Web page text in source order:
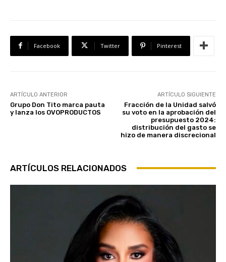
Facebook Twitter Pinterest
ARTÍCULO ANTERIOR
Grupo Don Tito marca pauta
y lanza los OVOPRODUCTOS
ARTÍCULO SIGUIENTE
Fracción de la Unidad salvó
su voto en la aprobación del
presupuesto 2024:
distribución del gasto se
hizo de manera discrecional
ARTÍCULOS RELACIONADOS